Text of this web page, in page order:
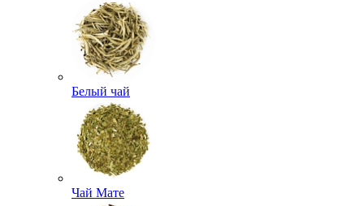
Белый чай
Чай Мате